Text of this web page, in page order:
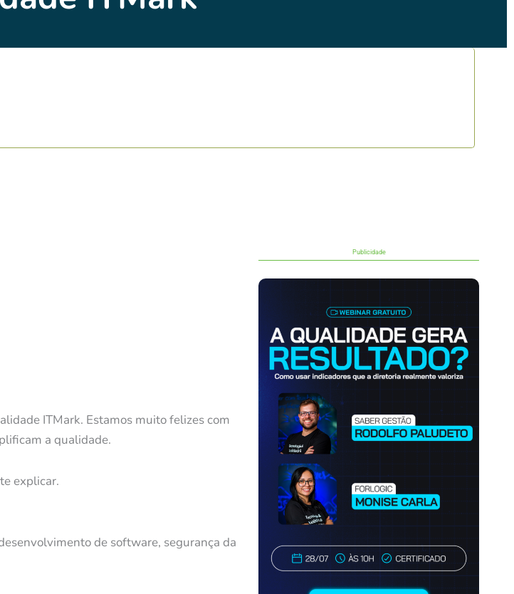
ITMark. Estamos muito felizes com
a qualidade.
explicar.
de software, segurança da
Publicidade